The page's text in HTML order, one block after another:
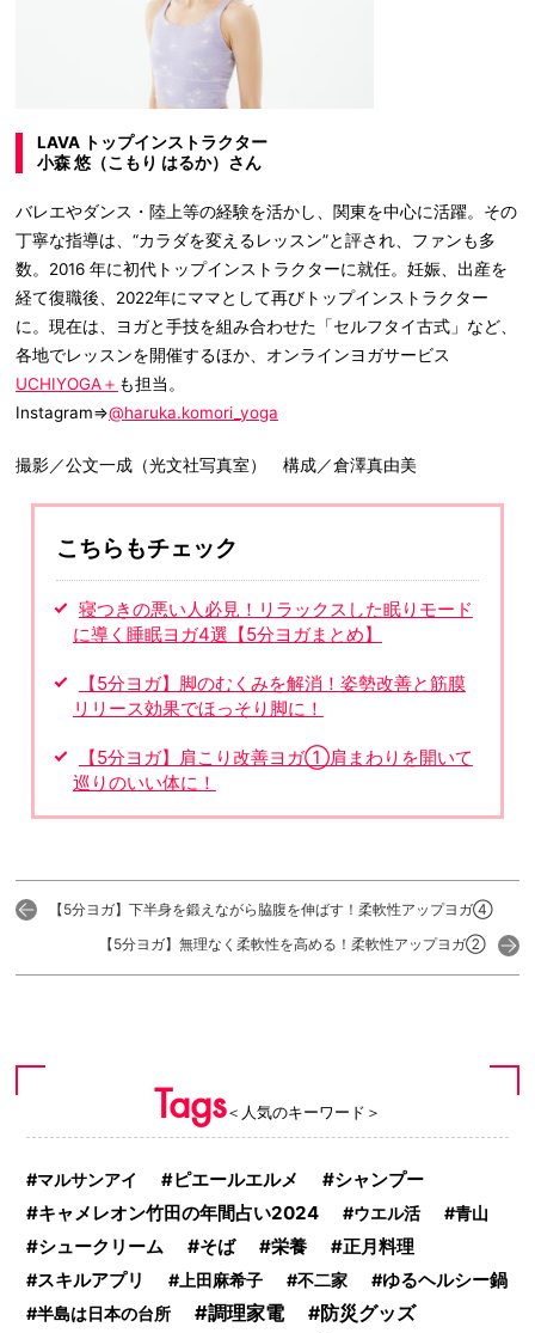
LAVA トップインストラクター
小森 悠（こもり はるか）さん
バレエやダンス・陸上等の経験を活かし、関東を中心に活躍。その
丁寧な指導は、“カラダを変えるレッスン”と評され、ファンも多
数。2016 年に初代トップインストラクターに就任。妊娠、出産を
経て復職後、2022年にママとして再びトップインストラクター
に。現在は、ヨガと手技を組み合わせた「セルフタイ古式」など、
各地でレッスンを開催するほか、オンラインヨガサービス
UCHIYOGA＋ も担当。
Instagram⇒@haruka.komori_yoga
撮影／公文一成（光文社写真室） 構成／倉澤真由美
こちらもチェック
寝つきの悪い人必見！リラックスした眠りモード
に導く睡眠ヨガ4選【5分ヨガまとめ】
【5分ヨガ】脚のむくみを解消！姿勢改善と筋膜
リリース効果でほっそり脚に！
【5分ヨガ】肩こり改善ヨガ①肩まわりを開いて
巡りのいい体に！
【5分ヨガ】下半身を鍛えながら脇腹を伸ばす！柔軟性アップヨガ④
【5分ヨガ】無理なく柔軟性を高める！柔軟性アップヨガ②
Tags＜人気のキーワード＞
マルサンアイ ピエールエルメ
シャンプー
キャメレオン竹田の年間占い2024
ウエル活 青山
シュークリーム そば 栄養
正月料理
スキルアプリ
上田麻希子 不二家 ゆるヘルシー鍋
半島は日本の台所 調理家電 防災グッズ